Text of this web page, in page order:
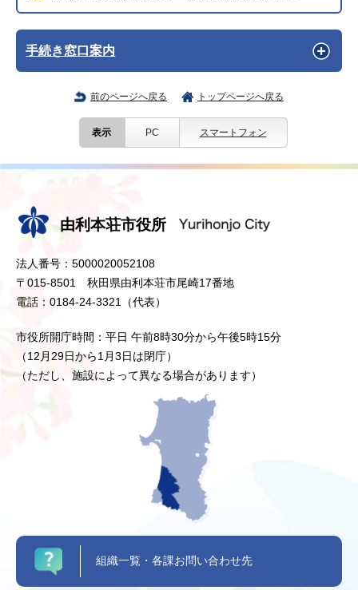
手続き窓口案内
前のページへ戻る トップページへ戻る
表示 PC スマートフォン
由利本荘市役所
法人番号：5000020052108
〒015-8501 秋田県由利本荘市尾崎17番地
電話：0184-24-3321（代表）
市役所開庁時間：平日 午前8時30分から午後5時15分
（12月29日から1月3日は閉庁）
（ただし、施設によって異なる場合があります）
組織一覧・各課お問い合わせ先